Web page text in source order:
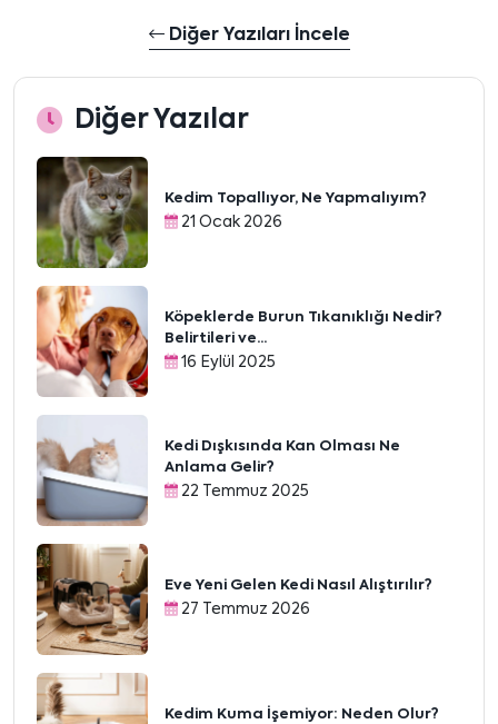
Diğer Yazıları İncele
Diğer Yazılar
Kedim Topallıyor, Ne Yapmalıyım?
21 Ocak 2026
Köpeklerde Burun Tıkanıklığı Nedir?
Belirtileri ve...
16 Eylül 2025
Kedi Dışkısında Kan Olması Ne
Anlama Gelir?
22 Temmuz 2025
Eve Yeni Gelen Kedi Nasıl Alıştırılır?
27 Temmuz 2026
Kedim Kuma İşemiyor: Neden Olur?